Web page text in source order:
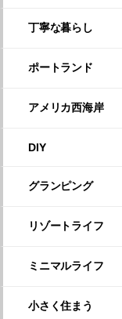
丁寧な暮らし
ポートランド
アメリカ西海岸
DIY
グランピング
リゾートライフ
ミニマルライフ
小さく住まう